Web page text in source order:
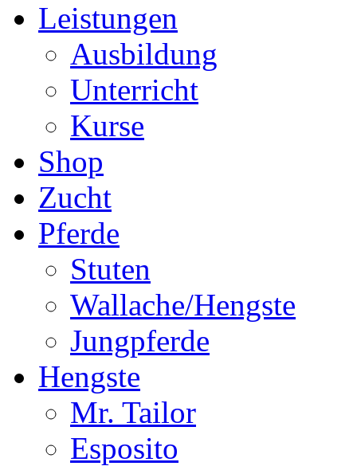
Leistungen
Ausbildung
Unterricht
Kurse
Shop
Zucht
Pferde
Stuten
Wallache/Hengste
Jungpferde
Hengste
Mr. Tailor
Esposito